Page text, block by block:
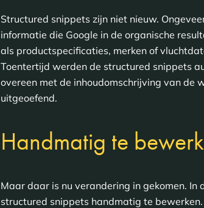
Structured snippets zijn niet nieuw.
informatie die Google in de organische
als productspecificaties, merken of
Toentertijd werden de structured snippets
overeen met de inhoudomschrijving van de
uitgeoefend.
Handmatig te
Maar daar is nu verandering in gekomen.
structured snippets handmatig te